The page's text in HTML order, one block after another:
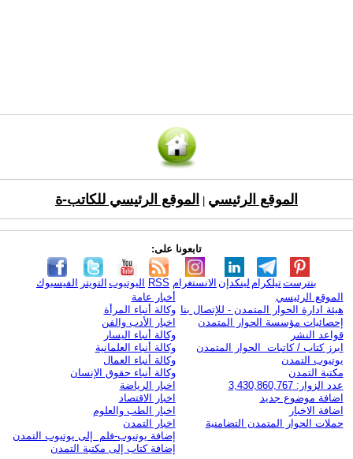
الموقع الرئيسي الموقع الرئيسي للكاتب-ة
تابعونا على:
الفيسبوك التويتر اليوتيوب RSS الانستغرام لينكدإن تيلكرامبنترست
الموقع الرئيسي
هيئة ادارة الحوار المتمدن - للإتصال بنا
إحصائيات مؤسسة الحوار المتمدن
قواعد النشر
ابرز كتاب / كاتبات الحوار المتمدن
يوتيوب التمدن
مكتبة التمدن
عدد الزوار: 3,430,860,767
اضافة موضوع جديد
اضافة الاخبار
حملات الحوار المتمدن التضامنية
أخبار عامة
وكالة أنباء المرأة
اخبار الأدب والفن
وكالة أنباء اليسار
وكالة أنباء العلمانية
وكالة أنباء العمال
وكالة أنباء حقوق الإنسان
اخبار الرياضة
اخبار الاقتصاد
اخبار الطب والعلوم
اخبار التمدن
إضافة يوتيوب-فلم إلى يوتيوب التمدن
إضافة كتاب إلى مكتبة التمدن